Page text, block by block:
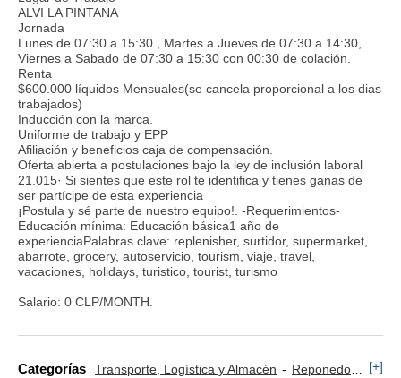
ALVI LA PINTANA
Jornada
Lunes de 07:30 a 15:30 , Martes a Jueves de 07:30 a 14:30,
Viernes a Sabado de 07:30 a 15:30 con 00:30 de colación.
Renta
$600.000 líquidos Mensuales(se cancela proporcional a los dias
trabajados)
Inducción con la marca.
Uniforme de trabajo y EPP
Afiliación y beneficios caja de compensación.
Oferta abierta a postulaciones bajo la ley de inclusión laboral
21.015· Si sientes que este rol te identifica y tienes ganas de
ser partícipe de esta experiencia
¡Postula y sé parte de nuestro equipo!. -Requerimientos-
Educación mínima: Educación básica1 año de
experienciaPalabras clave: replenisher, surtidor, supermarket,
abarrote, grocery, autoservicio, tourism, viaje, travel,
vacaciones, holidays, turistico, tourist, turismo
Salario: 0 CLP/MONTH.
Categorías Transporte, Logística y Almacén Reponedor y Cajero [+]